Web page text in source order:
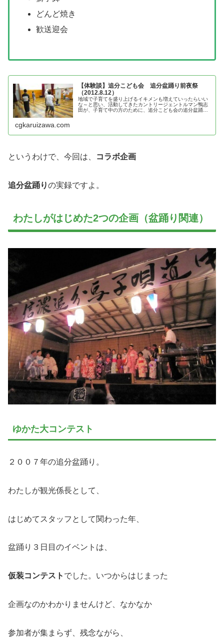
どんど焼き
歓送迎会
【体験談】追分こども会 追分盆踊り前夜祭
（2012.8.12）
地域で子育てを盛り上げるイキメンも増えていったらいい
な～と思い、活動してきたカントリージェントルマン鴨志
田が、子育て中の方のために、追分こども会の追分盆踊り
cgkaruizawa.com
というわけで、今回は、 コラボ企画
追分盆踊りの実録ですよ。
わたしがはじめた2つの企画（盆踊り関連）
ゆかた大コンテスト
２００７年の追分盆踊り。
わたしが観光係長として、
はじめてスタッフとして関わった年、
盆踊り３日目のイベントは、
仮装コンテスト でした。いつからはじまった
企画なのかわかりませんけど、なかなか
参加者が集まらず、残念ながら、